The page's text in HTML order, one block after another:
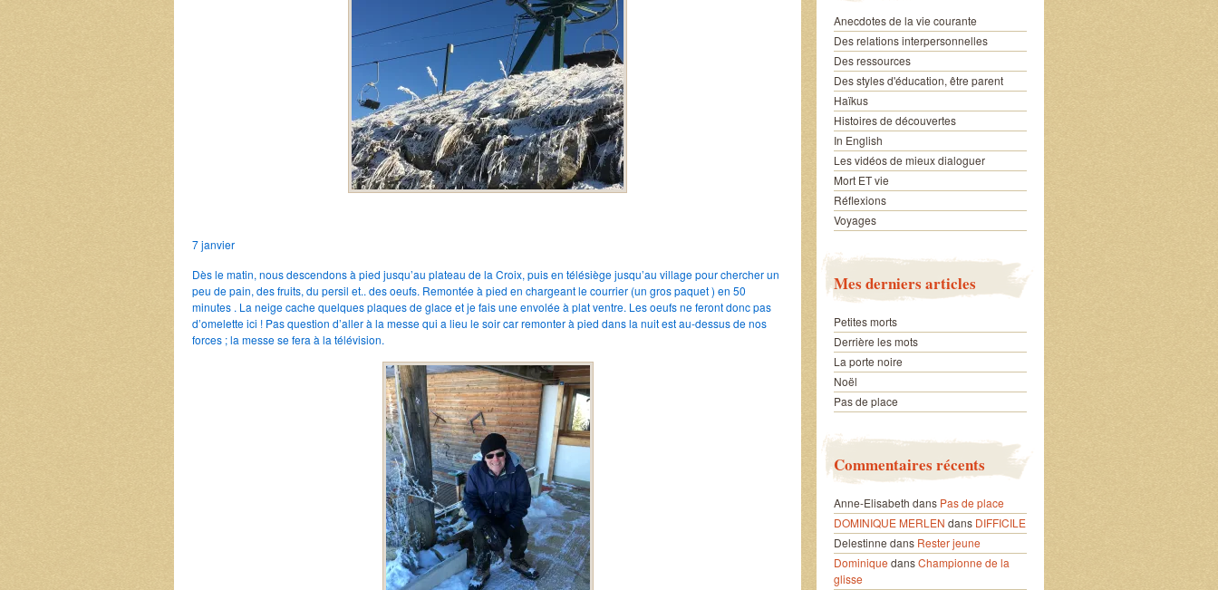
7 janvier
Dès le matin, nous descendons à pied jusqu’au plateau de la Croix, puis en télésiège jusqu’au village pour chercher un
peu de pain, des fruits, du persil et.. des oeufs. Remontée à pied en chargeant le courrier (un gros paquet ) en 50
minutes . La neige cache quelques plaques de glace et je fais une envolée à plat ventre. Les oeufs ne feront donc pas
d’omelette ici ! Pas question d’aller à la messe qui a lieu le soir car remonter à pied dans la nuit est au-dessus de nos
forces ; la messe se fera à la télévision.
Anecdotes de la vie courante
Des relations interpersonnelles
Des ressources
Des styles d'éducation, être parent
Haïkus
Histoires de découvertes
In English
Les vidéos de mieux dialoguer
Mort ET vie
Réflexions
Voyages
Mes derniers articles
Petites morts
Derrière les mots
La porte noire
Noël
Pas de place
Commentaires récents
Anne-Elisabeth dans Pas de place
DOMINIQUE MERLEN dans DIFFICILE
Delestinne dans Rester jeune
Dominique dansChampionne de la
glisse